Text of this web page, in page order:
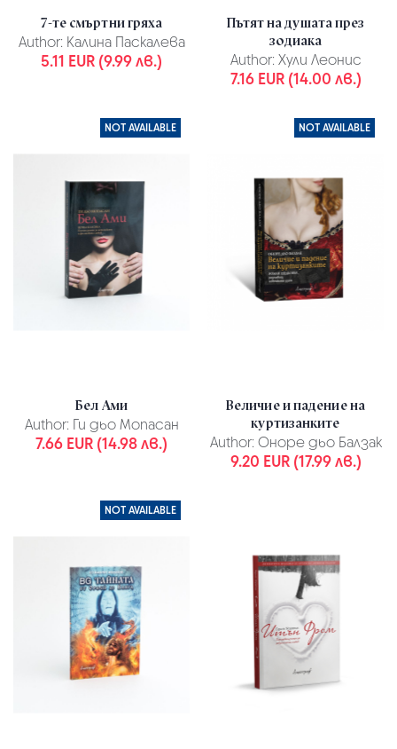
7-те смъртни гряха
Author: Калина Паскалева
5.11 EUR (9.99 лв.)
Пътят на душата през
зодиака
Author: Хули Леонис
7.16 EUR (14.00 лв.)
NOT AVAILABLE
Бел Ами
Author: Ги дьо Мопасан
7.66 EUR (14.98 лв.)
NOT AVAILABLE
Величие и падение на
куртизанките
Author: Оноре дьо Балзак
9.20 EUR (17.99 лв.)
NOT AVAILABLE